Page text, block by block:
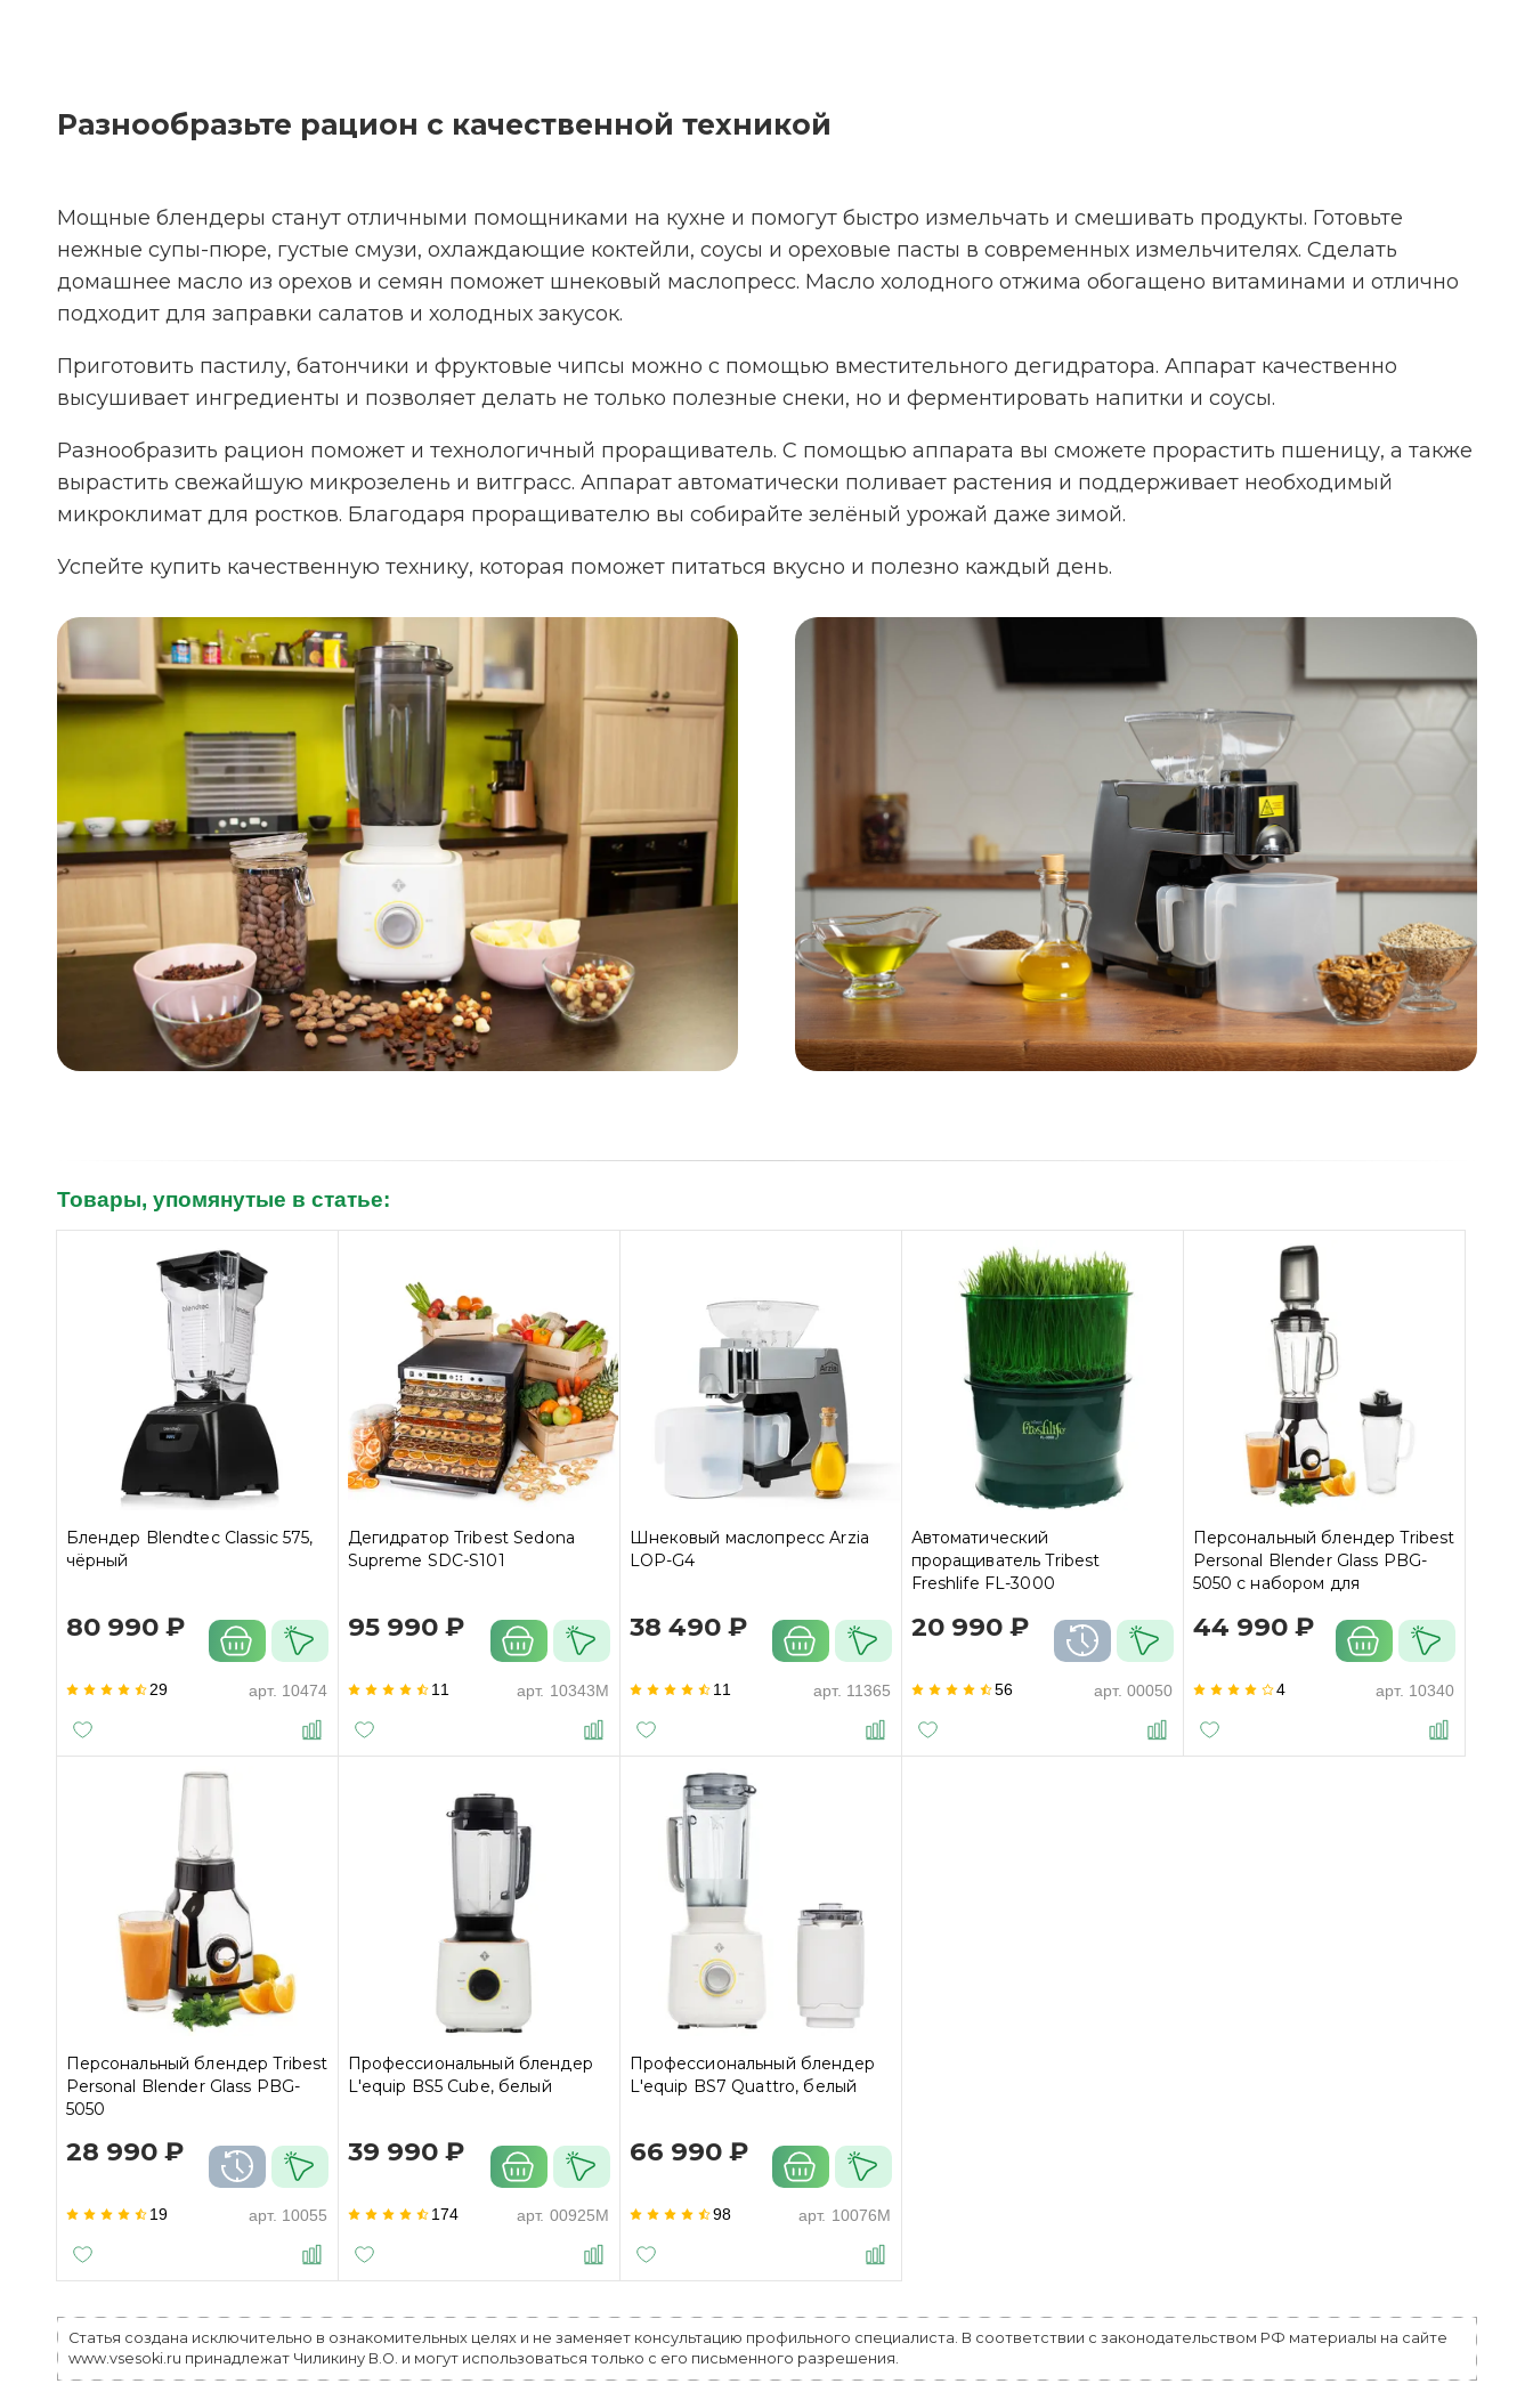
Разнообразьте рацион с качественной техникой
Мощные блендеры станут отличными помощниками на кухне и помогут быстро измельчать и смешивать продукты. Готовьте
нежные супы-пюре, густые смузи, охлаждающие коктейли, соусы и ореховые пасты в современных измельчителях. Сделать
домашнее масло из орехов и семян поможет шнековый маслопресс. Масло холодного отжима обогащено витаминами и отлично
подходит для заправки салатов и холодных закусок.
Приготовить пастилу, батончики и фруктовые чипсы можно с помощью вместительного дегидратора. Аппарат качественно
высушивает ингредиенты и позволяет делать не только полезные снеки, но и ферментировать напитки и соусы.
Разнообразить рацион поможет и технологичный проращиватель. С помощью аппарата вы сможете прорастить пшеницу, а также
вырастить свежайшую микрозелень и витграсс. Аппарат автоматически поливает растения и поддерживает необходимый
микроклимат для ростков. Благодаря проращивателю вы собирайте зелёный урожай даже зимой.
Успейте купить качественную технику, которая поможет питаться вкусно и полезно каждый день.
Товары, упомянутые в статье:
Блендер Blendtec Classic 575,
чёрный
80 990 ₽
29 арт. 10474
Дегидратор Tribest Sedona
Supreme SDC-S101
95 990 ₽
11 арт. 10343M
Шнековый маслопресс Arzia
LOP-G4
38 490 ₽
11 арт. 11365
Автоматический
проращиватель Tribest
Freshlife FL-3000
20 990 ₽
56 арт. 00050
Персональный блендер Tribest
Personal Blender Glass PBG-
5050 с набором для
44 990 ₽
4 арт. 10340
Персональный блендер Tribest
Personal Blender Glass PBG-
5050
28 990 ₽
19 арт. 10055
Профессиональный блендер
L'equip BS5 Cube, белый
39 990 ₽
174 арт. 00925M
Профессиональный блендер
L'equip BS7 Quattro, белый
66 990 ₽
98 арт. 10076M
Статья создана исключительно в ознакомительных целях и не заменяет консультацию профильного специалиста. В соответствии с законодательством РФ материалы на сайте
www.vsesoki.ru принадлежат Чиликину В.О. и могут использоваться только с его письменного разрешения.